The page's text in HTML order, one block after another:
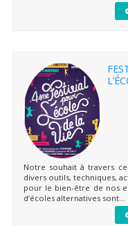
Notre souhait à travers
divers outils, techniques,
pour le bien-être de nos
d’écoles alternatives sont...